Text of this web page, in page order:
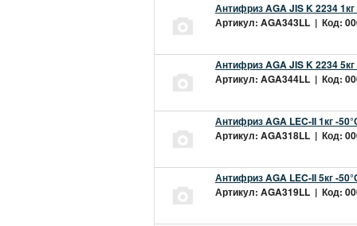
Антифриз AGA JIS K 2234
Артикул: AGA343LL | Код:
Антифриз AGA JIS K 2234
Артикул: AGA344LL | Код:
Антифриз AGA LEC-II 1кг -
Артикул: AGA318LL | Код:
Антифриз AGA LEC-II 5кг -
Артикул: AGA319LL | Код: